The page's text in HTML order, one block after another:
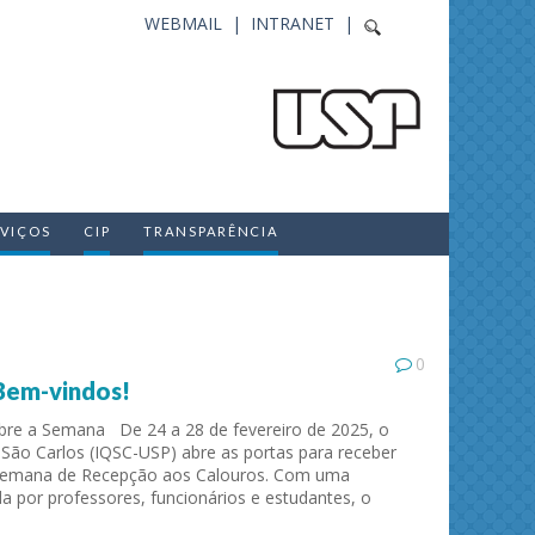
INTRANET |
WEBMAIL |
CIP TRANSPARÊNCIA
0
vindos!
a Semana De 24 a 28 de fevereiro de 2025, o
Carlos (IQSC-USP) abre as portas para receber
de Recepção aos Calouros. Com uma
por professores, funcionários e estudantes, o